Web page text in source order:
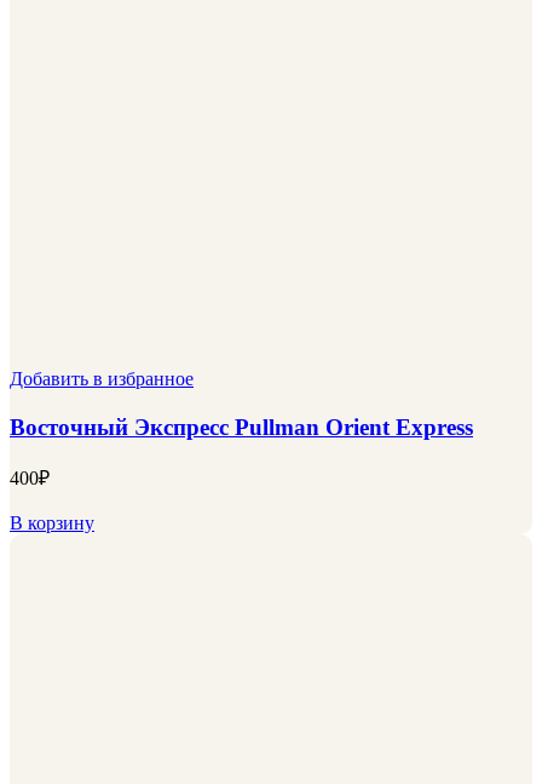
Добавить в избранное
Восточный Экспресс Pullman Orient Express
400₽
В корзину